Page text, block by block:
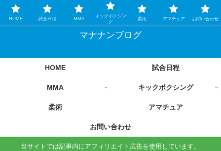
格闘技情報を中心に毎日更新します
マナナンブログ
HOME 試合日程
MMA キックボクシング
柔術 アマチュア
お問い合わせ
当サイトでは記事内にアフィリエイト広告を使用しています。
HOME 試合日程 MMA
キックボクシン
グ
柔術 アマチュア お問い合わせ